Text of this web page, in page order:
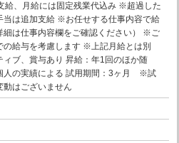
給、月給には固定残業代込み ※超過した
当は追加支給 ※お任せする仕事内容で給
細は仕事内容欄をご確認ください） ※ご
の給与を考慮します ※上記月給とは別
ィブ、賞与あり 昇給：年1回のほか随
の実績による 試用期間：3ヶ月 ※試
動はございません